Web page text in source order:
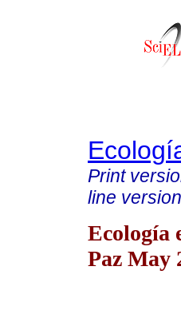
Print
line version
Ecología
Paz May